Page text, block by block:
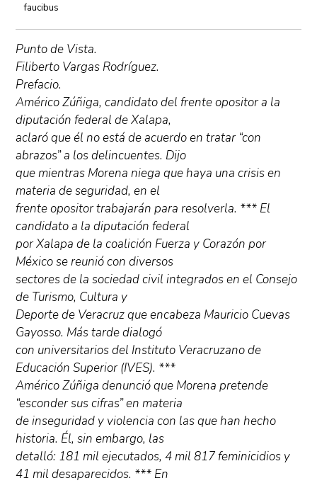
faucibus
Punto de Vista.
Filiberto Vargas Rodríguez.
Prefacio.
Américo Zúñiga, candidato del frente opositor a la
diputación federal de Xalapa,
aclaró que él no está de acuerdo en tratar “con
abrazos” a los delincuentes. Dijo
que mientras Morena niega que haya una crisis en
materia de seguridad, en el
frente opositor trabajarán para resolverla. *** El
candidato a la diputación federal
por Xalapa de la coalición Fuerza y Corazón por
México se reunió con diversos
sectores de la sociedad civil integrados en el Consejo
de Turismo, Cultura y
Deporte de Veracruz que encabeza Mauricio Cuevas
Gayosso. Más tarde dialogó
con universitarios del Instituto Veracruzano de
Educación Superior (IVES). ***
Américo Zúñiga denunció que Morena pretende
“esconder sus cifras” en materia
de inseguridad y violencia con las que han hecho
historia. Él, sin embargo, las
detalló: 181 mil ejecutados, 4 mil 817 feminicidios y
41 mil desaparecidos. *** En